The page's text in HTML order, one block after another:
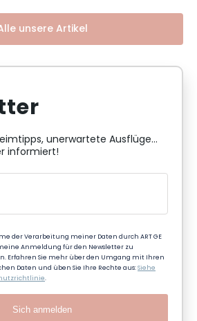
unsere Artikel
unerwartete Ausflüge...
informiert!
der Verarbeitung meiner Daten durch ART GE
Anmeldung für den Newsletter zu
Erfahren Sie mehr über den Umgang mit Ihren
Daten und üben Sie Ihre Rechte aus:Siehe
.
Sich anmelden